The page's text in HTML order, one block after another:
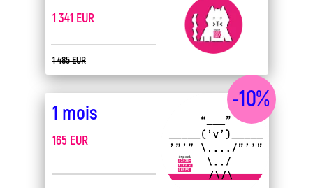
1 mois
1 341 EUR
1 485 EUR
165 EUR
-10%